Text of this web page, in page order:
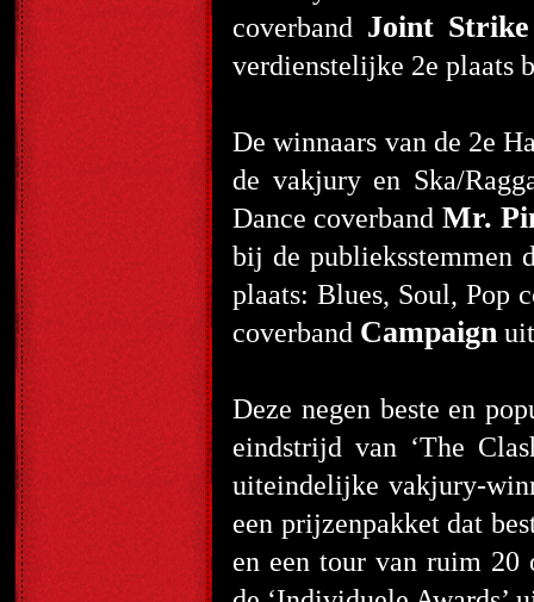
coverband Joint
verdienstelijke 2e plaats
De winnaars van de 2e
de vakjury en Ska/
Dance coverband Mr.
bij de publieksstemmen
plaats: Blues, Soul, Pop
coverband Campaign
Deze negen beste en
eindstrijd van ‘The
uiteindelijke vakjury-
een prijzenpakket dat
en een tour van ruim 20